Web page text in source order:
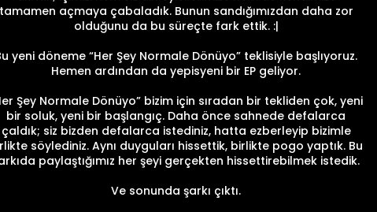
açmaya çabaladık. Bunun sandığımızdan daha zor
olduğunu da bu süreçte fark ettik. :|
yeni döneme “Her Şey Normale Dönüyo” teklisiyle başlıyoruz.
Hemen ardından da yepisyeni bir EP geliyor.
Şey Normale Dönüyo” bizim için sıradan bir tekliden çok, yeni
bir soluk, yeni bir başlangıç. Daha önce sahnede defalarca
çaldık; siz bizden defalarca istediniz, hatta ezberleyip bizimle
söylediniz. Aynı duyguları hissettik, birlikte pogo yaptık. Bu
paylaştığımız her şeyi gerçekten hissettirebilmek istedik.
Ve sonunda şarkı çıktı.